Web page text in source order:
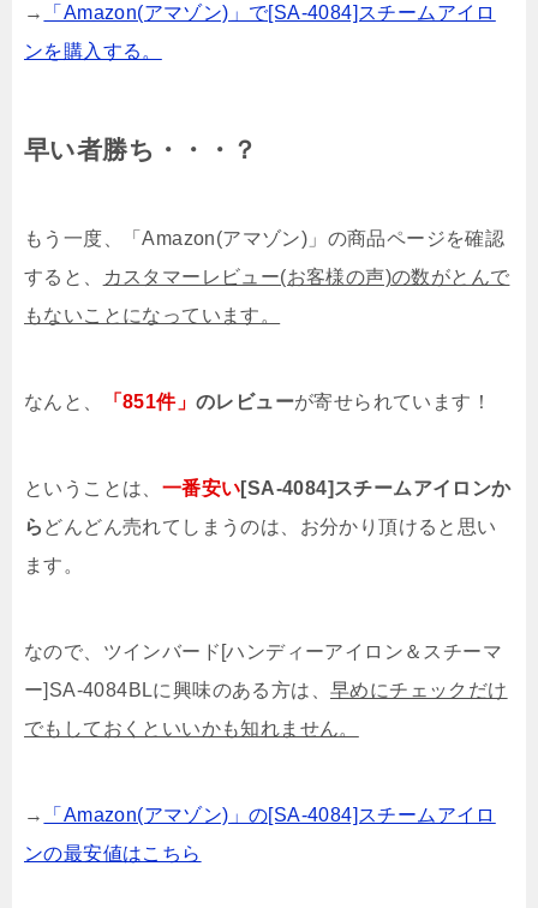
→
「Amazon(アマゾン)」で[SA-4084]スチームアイロ
ンを購入する。
早い者勝ち・・・？
もう一度、「Amazon(アマゾン)」の商品ページを確認
すると、
カスタマーレビュー(お客様の声)の数がとんで
もないことになっています。
なんと、 「851件」のレビューが寄せられています！
ということは、 一番安い[SA-4084]スチームアイロンか
ら どんどん売れてしまうのは、お分かり頂けると思い
ます。
なので、ツインバード[ハンディーアイロン＆スチーマ
ー]SA-4084BLに興味のある方は、 早めにチェックだけ
でもしておくといいかも知れません。
→
「Amazon(アマゾン)」の[SA-4084]スチームアイロ
ンの最安値はこちら